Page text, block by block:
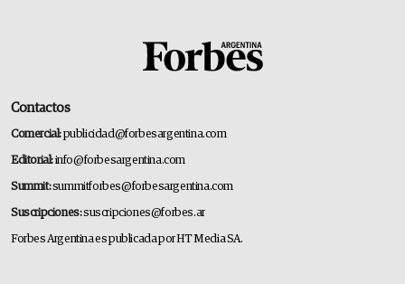
Contactos
Comercial:publicidad@forbesargentina.com
Editorial:info@forbesargentina.com
Summit:summitforbes@forbesargentina.com
Suscripciones:suscripciones@forbes.ar
Forbes Argentina es publicada por HT Media SA.